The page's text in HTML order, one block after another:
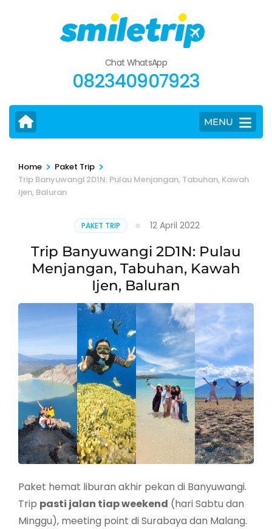
Chat WhatsApp
082340907923
MENU
Home > Paket Trip >
Trip Banyuwangi 2D1N: Pulau Menjangan, Tabuhan, Kawah
Ijen, Baluran
PAKET TRIP 12 April 2022
Trip Banyuwangi 2D1N: Pulau
Menjangan, Tabuhan, Kawah
Ijen, Baluran
Paket hemat liburan akhir pekan di Banyuwangi.
Trip pasti jalan tiap weekend (hari Sabtu dan
Minggu), meeting point di Surabaya dan Malang.